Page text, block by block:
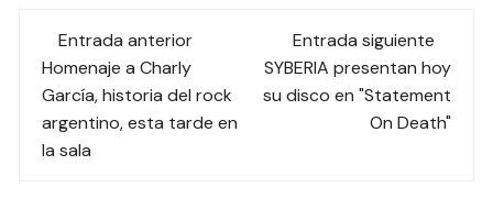
Navegación
de
las
Entrada anterior
Homenaje a Charly
García, historia del rock
argentino, esta tarde en
la sala
Entrada siguiente
SYBERIA presentan hoy
su disco en "Statement
On Death"